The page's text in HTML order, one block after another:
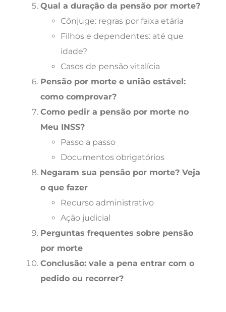
Qual a duração da pensão por morte?
Cônjuge: regras por faixa etária
Filhos e dependentes: até que
idade?
Casos de pensão vitalícia
Pensão por morte e união estável:
como comprovar?
Como pedir a pensão por morte no
Meu INSS?
Passo a passo
Documentos obrigatórios
Negaram sua pensão por morte? Veja
o que fazer
Recurso administrativo
Ação judicial
Perguntas frequentes sobre pensão
por morte
Conclusão: vale a pena entrar com o
pedido ou recorrer?